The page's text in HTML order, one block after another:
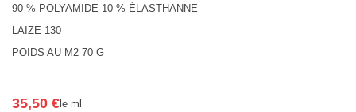
90 % POLYAMIDE 10 % ÉLASTHANNE
LAIZE 130
POIDS AU M2 70 G
35,50 €le ml